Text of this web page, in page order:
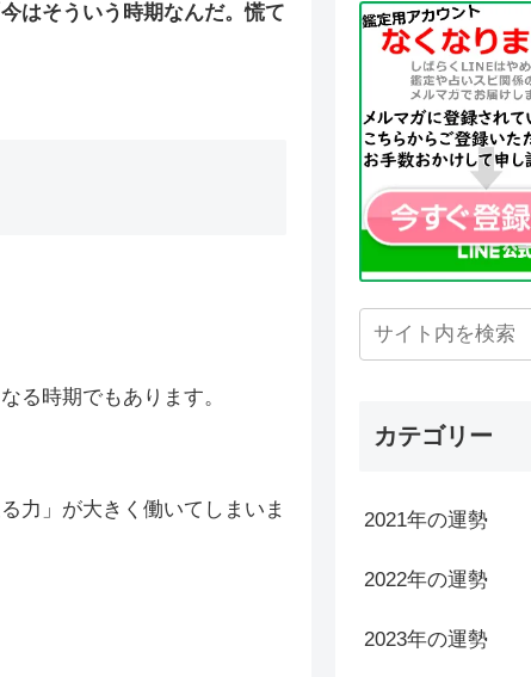
今はそういう時期なんだ。慌て
る時期でもあります。
力」が大きく働いてしまいま
カテゴリー
2021年の運勢
2022年の運勢
2023年の運勢